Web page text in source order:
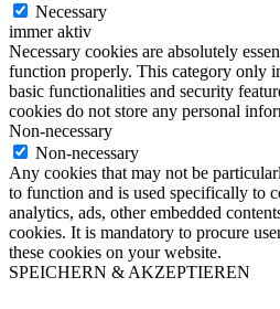
Necessary
immer aktiv
Necessary cookies are absolutely
function properly. This category only
basic functionalities and security
cookies do not store any personal
Non-necessary
Non-necessary
Any cookies that may not be
to function and is used specifically to
analytics, ads, other embedded
cookies. It is mandatory to procure
these cookies on your website.
SPEICHERN & AKZEPTIEREN